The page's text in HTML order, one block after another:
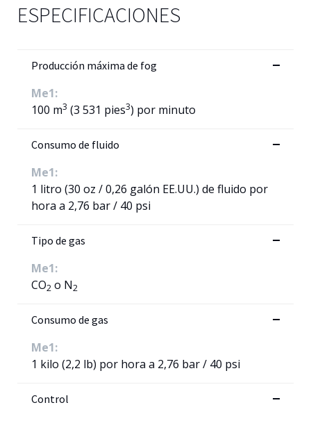
ESPECIFICACIONES
Producción máxima de fog
Me1:
100 m3 (3 531 pies3) por minuto
Consumo de fluido
Me1:
1 litro (30 oz / 0,26 galón EE.UU.) de fluido por
hora a 2,76 bar / 40 psi
Tipo de gas
Me1:
CO2 o N2
Consumo de gas
Me1:
1 kilo (2,2 lb) por hora a 2,76 bar / 40 psi
Control